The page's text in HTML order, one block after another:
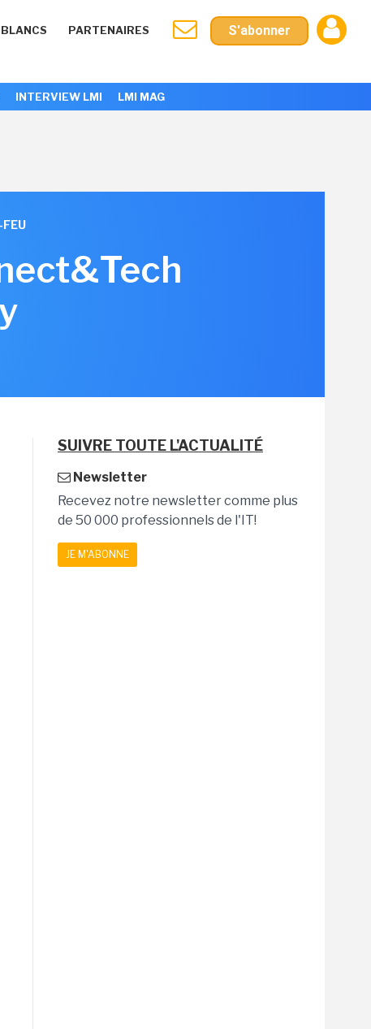
PARTENAIRES S'abonner
INTERVIEW LMI LMI MAG
SUIVRE TOUTE L'ACTUALITÉ
Newsletter
Recevez notre newsletter comme plus
de 50 000 professionnels de l'IT!
JE M'ABONNE